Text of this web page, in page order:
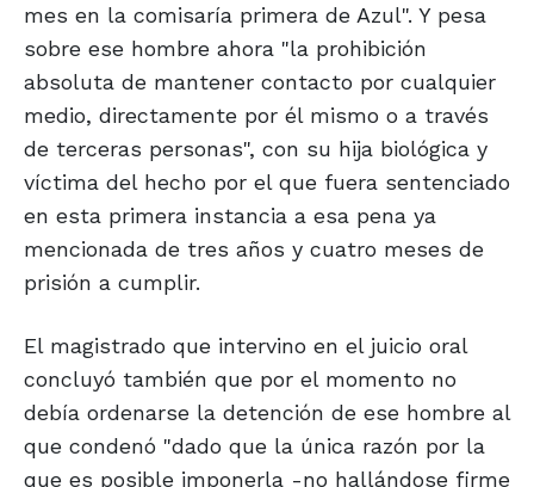
mes en la comisaría primera de Azul". Y pesa
sobre ese hombre ahora "la prohibición
absoluta de mantener contacto por cualquier
medio, directamente por él mismo o a través
de terceras personas", con su hija biológica y
víctima del hecho por el que fuera sentenciado
en esta primera instancia a esa pena ya
mencionada de tres años y cuatro meses de
prisión a cumplir.
El magistrado que intervino en el juicio oral
concluyó también que por el momento no
debía ordenarse la detención de ese hombre al
que condenó "dado que la única razón por la
que es posible imponerla -no hallándose firme